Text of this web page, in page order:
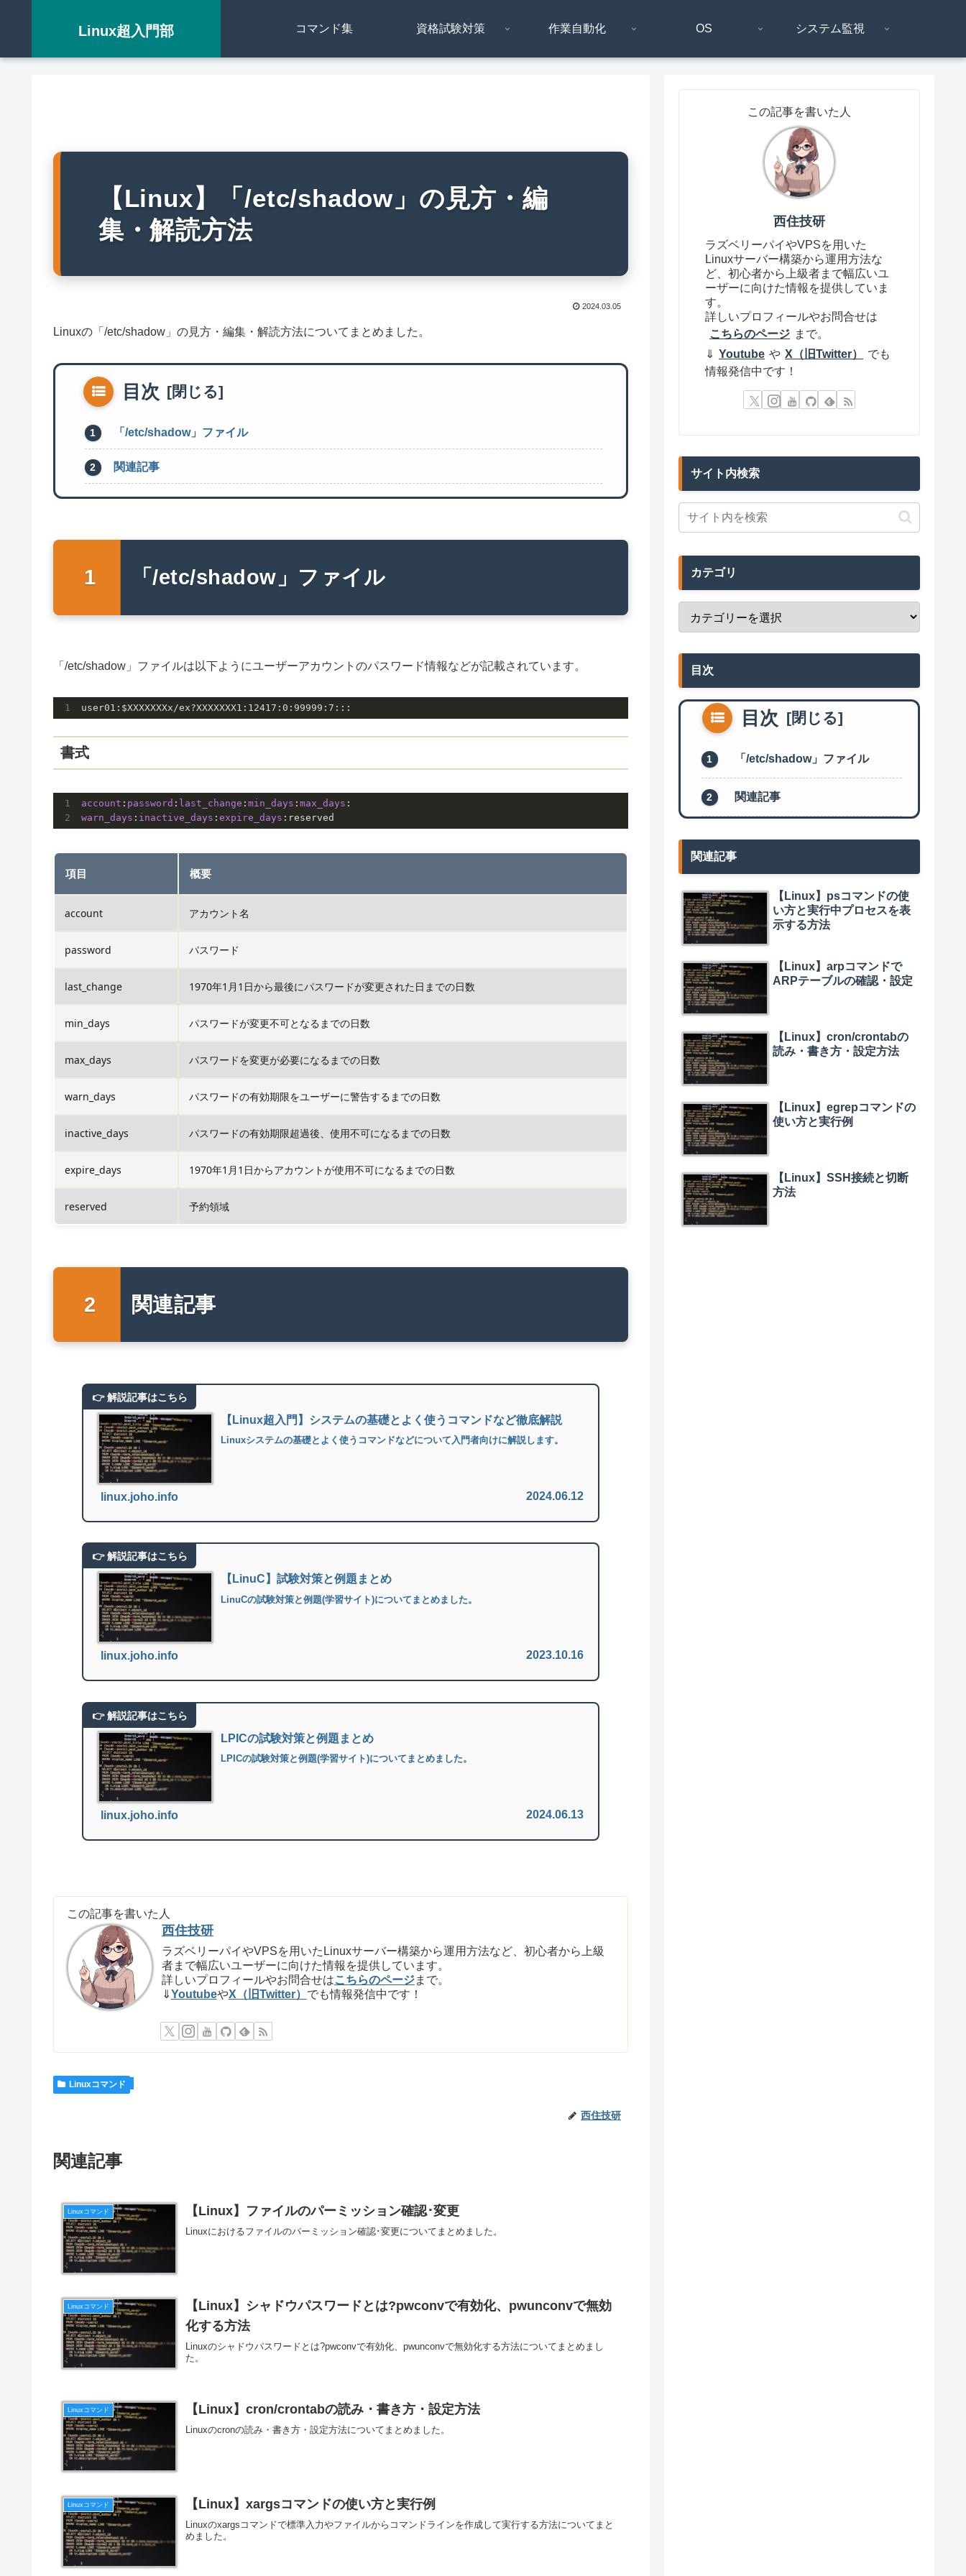
Linux超入門部 コマンド集 資格試験対策 作業自動化 OS システム監視
【Linux】「/etc/shadow」の見方・編
集・解読方法
2024.03.05
Linuxの「/etc/shadow」の見方・編集・解読方法についてまとめました。
目次
「/etc/shadow」ファイル
関連記事
「/etc/shadow」ファイル
「/etc/shadow」ファイルは以下ようにユーザーアカウントのパスワード情報などが記載されています。
user01:$XXXXXXXx/ex?XXXXXXX1: 12417 : 0 : 99999 : 7 :::
書式
account : password : last_change : min_days : max_days
warn_days : inactive_days : expire_days :reserved
項目 概要
account アカウント名
password パスワード
last_change 1970年1月1日から最後にパスワードが変更された日までの日数
min_days パスワードが変更不可となるまでの日数
max_days パスワードを変更が必要になるまでの日数
warn_days パスワードの有効期限をユーザーに警告するまでの日数
inactive_days パスワードの有効期限超過後、使用不可になるまでの日数
expire_days 1970年1月1日からアカウントが使用不可になるまでの日数
reserved 予約領域
関連記事
【Linux超入門】システムの基礎とよく使うコマンドなど徹底解説
Linuxシステムの基礎とよく使うコマンドなどについて入門者向けに解説します。
linux.joho.info 2024.06.12
【LinuC】試験対策と例題まとめ
LinuCの試験対策と例題(学習サイト)についてまとめました。
linux.joho.info 2023.10.16
LPICの試験対策と例題まとめ
LPICの試験対策と例題(学習サイト)についてまとめました。
linux.joho.info 2024.06.13
この記事を書いた人
西住技研
ラズベリーパイやVPSを用いたLinuxサーバー構築から運用方法など、初心者から上級
者まで幅広いユーザーに向けた情報を提供しています。
詳しいプロフィールやお問合せはこちらのページまで。
⇓YoutubeやX（旧Twitter） でも情報発信中です！
Linuxコマンド
西住技研
関連記事
Linuxコマンド 【Linux】ファイルのパーミッション確認･変更
Linuxにおけるファイルのパーミッション確認･変更についてまとめました。
Linuxコマンド
【Linux】シャドウパスワードとは?pwconvで有効化、pwunconvで無効
化する方法
Linuxのシャドウパスワードとは?pwconvで有効化、pwunconvで無効化する方法についてまとめまし
た。
Linuxコマンド 【Linux】cron/crontabの読み・書き方・設定方法
Linuxのcronの読み・書き方・設定方法についてまとめました。
Linuxコマンド 【Linux】xargsコマンドの使い方と実行例
Linuxのxargsコマンドで標準入力やファイルからコマンドラインを作成して実行する方法についてまと
めました。
この記事を書いた人
西住技研
ラズベリーパイやVPSを用いた
Linuxサーバー構築から運用方法な
ど、初心者から上級者まで幅広いユ
ーザーに向けた情報を提供していま
す。
詳しいプロフィールやお問合せは
こちらのページ まで。
⇓ Youtube や X（旧Twitter）
でも
情報発信中です！
サイト内検索
カテゴリ
目次
目次
「/etc/shadow」ファイル
関連記事
関連記事
【Linux】psコマンドの使
い方と実行中プロセスを表
示する方法
【Linux】arpコマンドで
ARPテーブルの確認・設定
【Linux】cron/crontabの
読み・書き方・設定方法
【Linux】egrepコマンドの
使い方と実行例
【Linux】SSH接続と切断
方法